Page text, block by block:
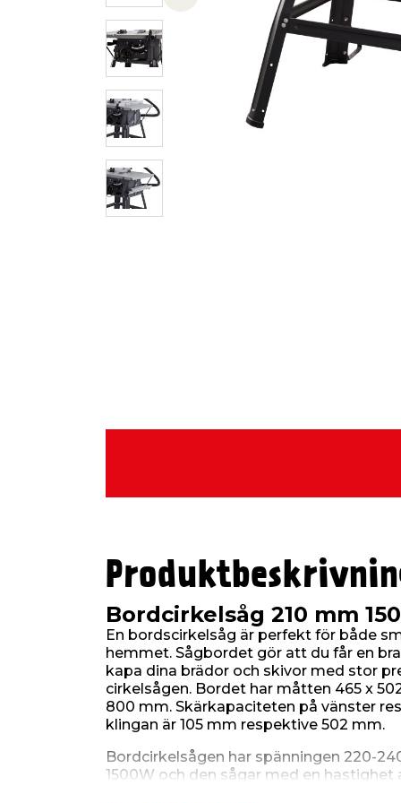
Previous slide
Bordcirkelsåg 210 mm
En bordscirkelsåg är perfekt för både
hemmet. Sågbordet gör att du får en
kapa dina brädor och skivor med stor
cirkelsågen. Bordet har måtten 465 x
800 mm. Skärkapaciteten på vänster
klingan är 105 mm respektive 502 mm.
Bordcirkelsågen har spänningen 220-
1500W och den sågar med en hastighet